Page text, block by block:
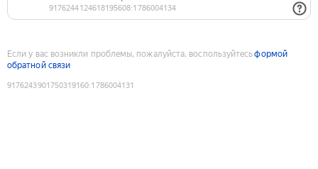
Если у вас возникли проблемы, пожалуйста, воспользуйтесьформой
обратной связи
9176243901750319160:1786004131